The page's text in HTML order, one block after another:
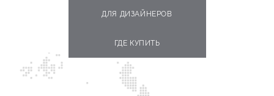
ДЛЯ ДИЗАЙНЕРОВ
ГДЕ КУПИТЬ